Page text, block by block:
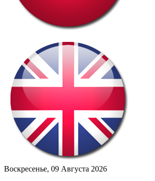
Воскресенье, 09 Августа 2026